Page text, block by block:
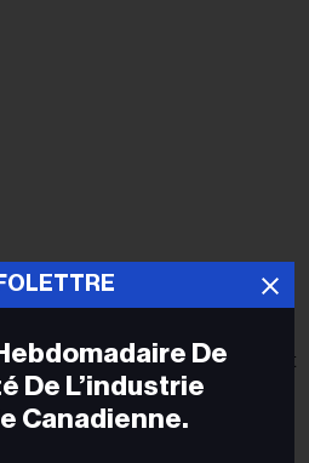
est un ancien membre du label
Le lieu History est un partenariat
De
De L’industrie
Canadienne.